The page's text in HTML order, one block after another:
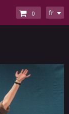
0 fr